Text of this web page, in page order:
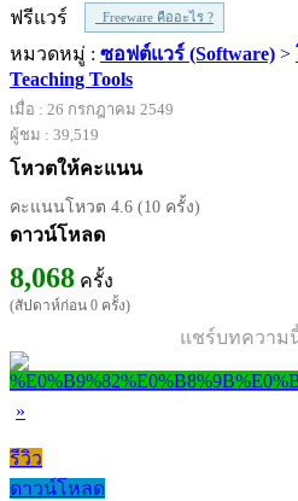
ฟรีแวร์
Freeware คืออะไร ?
หมวดหมู่ : ซอฟต์แวร์ (Software) >
Teaching Tools
เมื่อ : 26 กรกฎาคม 2549
ผู้ชม : 39,519
โหวตให้คะแนน
คะแนนโหวต 4.6 (10 ครั้ง)
ดาวน์โหลด
8,068 ครั้ง
(สัปดาห์ก่อน 0 ครั้ง)
แชร์บทความ
»
รีวิว
ดาวน์โหลด